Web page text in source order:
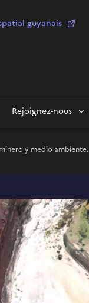
guyanais
Rejoignez-nous
y medio ambiente.